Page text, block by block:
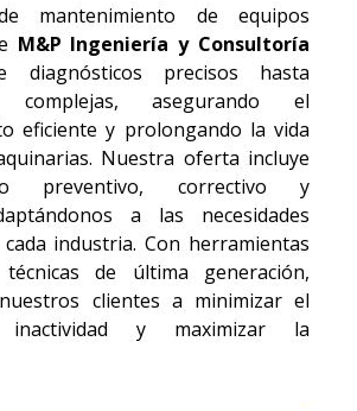
mantenimiento de equipos
M&P Ingeniería y Consultoría
diagnósticos precisos hasta
complejas, asegurando el
eficiente y prolongando la vida
Nuestra oferta incluye
preventivo, correctivo y
a las necesidades
cada industria. Con herramientas
de última generación,
clientes a minimizar el
y maximizar la